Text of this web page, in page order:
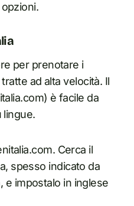
per prenotare i
ad alta velocità. Il
è facile da
lingue.
Cerca il
spesso indicato da
e impostalo in inglese